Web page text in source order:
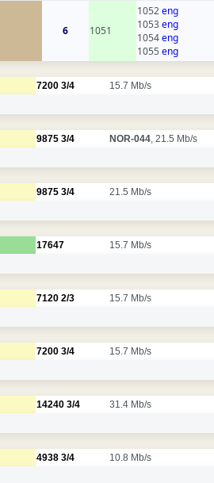
6 1051
1052eng
1053eng
1054eng
1055 eng
7200 3/4 15.7 Mb/s
9875 3/4 NOR-044 , 21.5 Mb/s
9875 3/4 21.5 Mb/s
17647 15.7 Mb/s
7120 2/3 15.7 Mb/s
7200 3/4 15.7 Mb/s
14240 3/4 31.4 Mb/s
4938 3/4 10.8 Mb/s